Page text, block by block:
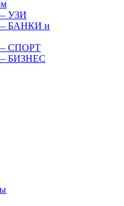
УЗИ
— БАНКИ и
— СПОРТ
— БИЗНЕС